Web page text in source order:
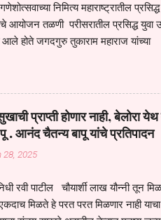
निमित्य महाराष्ट्रातील
आयोजन तळणी परीसरातील प्रसिद्ध
आले होते जगदगुरु तुकाराम महाराज
बसलेली लोक ही खरच भाग्यवान आहेत
तर धार्मीक विचाराचा आधार आपल्याला
मानव जातीची मानसीक अवस्था
सगळ्याना करून दीली आहे मनुष्याच्या
करण्याचा आळस आ...
प्राप्ती होणार नाही, बेलोरा
. आनंद चैतन्य बापू यांचे प्रतिपादन
28, 2025
रवी पाटील चौयार्शी लाख यौन्नी
मिळते हे परत परत मिळणार नाही